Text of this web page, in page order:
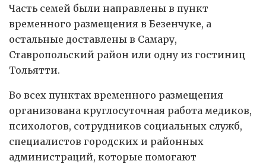
Часть семей были направлены в пункт
временного размещения в Безенчуке, а
остальные доставлены в Самару,
Ставропольский район или одну из гостиниц
Тольятти.
Во всех пунктах временного размещения
организована круглосуточная работа медиков,
психологов, сотрудников социальных служб,
специалистов городских и районных
администраций, которые помогают